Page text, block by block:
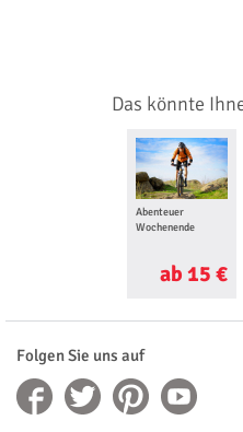
Das könnte
Abenteuer
Wochenende
ab 15 €
Folgen Sie uns auf